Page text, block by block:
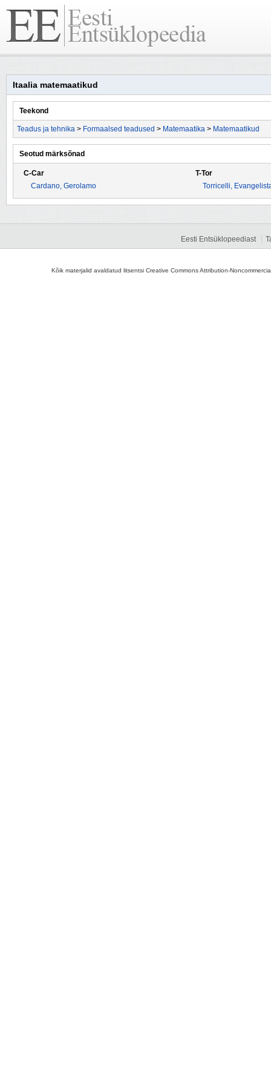
Itaalia matemaatikud
Teekond
Teadus ja tehnika > Formaalsed teadused > Matemaatika > Matemaatikud
Seotud märksõnad
C-Car
Cardano, Gerolamo
T-Tor
Torricelli,
Eesti Entsüklopeediast
Kõik materjalid avaldatud litsentsi Creative Commons Attribution-